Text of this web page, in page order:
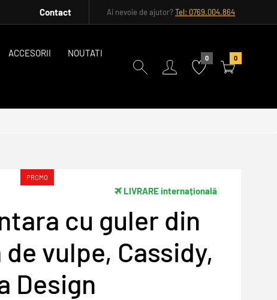
Contact Ai nevoie de ajutor?Tel: 0769.004.864
ACCESORII NOUTATI 0 0
PROMO
LIVRARE internațională
cu guler din
vulpe, Cassidy,
Design